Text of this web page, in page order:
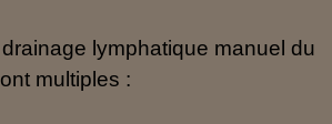
lymphatique manuel du
multiples :